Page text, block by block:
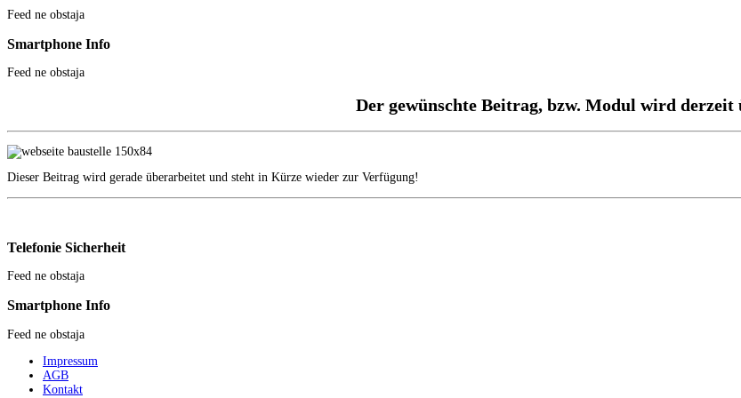
Feed ne obstaja
Smartphone Info
Feed ne obstaja
Der gewünschte Beitrag, bzw. Modul wird
Dieser Beitrag wird gerade überarbeitet und steht in Kürze wieder zur Verfügung!
Telefonie Sicherheit
Feed ne obstaja
Smartphone Info
Feed ne obstaja
Impressum
AGB
Kontakt